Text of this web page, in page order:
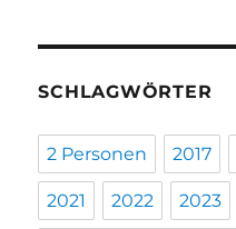
SCHLAGWÖRTER
2 Personen 2017
2021 2022 2023